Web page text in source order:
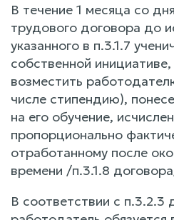
В течение 1 месяца со
трудового договора до
указанного в п.3.1.7
собственной
возместить
числе стипендию),
на его обучение,
пропорционально
отработанному после
времени /п.3.1.8
В соответствии с п.3.2.3